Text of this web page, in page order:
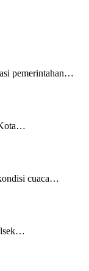
pemerintahan…
Kota…
cuaca…